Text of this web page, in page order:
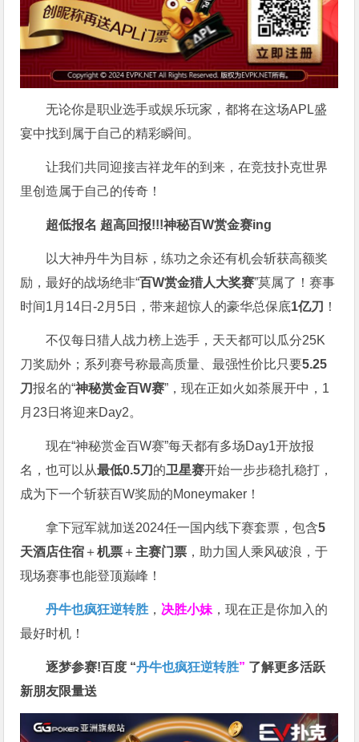
无论你是职业选手或娱乐玩家，都将在这场APL盛
宴中找到属于自己的精彩瞬间。
让我们共同迎接吉祥龙年的到来，在竞技扑克世界
里创造属于自己的传奇！
超低报名 超高回报!!!神秘百W赏金赛ing
以大神丹牛为目标，练功之余还有机会斩获高额奖
励，最好的战场绝非“百W赏金猎人大奖赛”莫属了！赛事
时间1月14日-2月5日，带来超惊人的豪华总保底1亿刀 ！
不仅每日猎人战力榜上选手，天天都可以瓜分25K
刀奖励外；系列赛号称最高质量、最强性价比只要5.25
刀报名的“神秘赏金百W赛”，现在正如火如荼展开中，1
月23日将迎来Day2。
现在“神秘赏金百W赛”每天都有多场Day1开放报
名，也可以从最低0.5刀 的卫星赛开始一步步稳扎稳打，
成为下一个斩获百W奖励的Moneymaker！
拿下冠军就加送2024任一国内线下赛套票，包含5
天酒店住宿 ＋机票 ＋ 主赛门票 ，助力国人乘风破浪，于
现场赛事也能登顶巅峰！
丹牛也疯狂逆转胜 ， 决胜小妹 ，现在正是你加入的
最好时机！
逐梦参赛!百度 “丹牛也疯狂逆转胜” 了解更多活跃
新朋友限量送